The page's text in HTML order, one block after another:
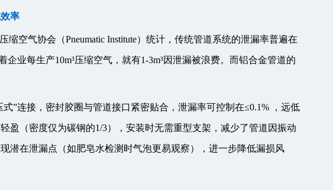
率
缩空气协会（Pneumatic Institute）统计，传统管道系统的泄漏率普遍在
业每生产10m³压缩空气，就有1-3m³因泄漏被浪费。而铝合金管道的
”连接，密封胶圈与管道接口紧密贴合，泄漏率可控制在≤0.1% ，远低
盈（密度仅为碳钢的1/3），安装时无需重型支架，减少了管道因振动
潜在泄漏点（如肥皂水检测时气泡更易观察），进一步降低漏损风